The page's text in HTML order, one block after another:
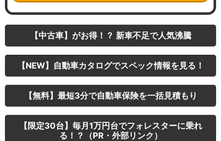
【中古車】がお得！？ 新車不足で人気沸騰
【NEW】自動車カタログでスペック情報を見る！
【無料】最短3分で自動車保険を一括見積もり
【限定30台】毎月1万円台でフォレスターに乗れ
る！？（PR・外部リンク）